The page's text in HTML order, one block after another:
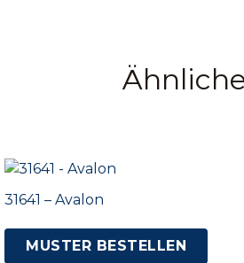
31641 – Avalon
MUSTER BESTELLEN